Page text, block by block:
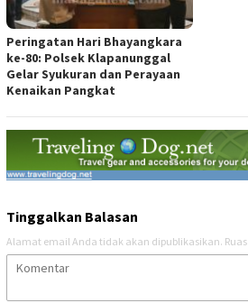
Peringatan Hari Bhayangkara
ke-80: Polsek Klapanunggal
Gelar Syukuran dan Perayaan
Kenaikan Pangkat
Tinggalkan Balasan
Alamat email Anda tidak akan dipublikasikan.